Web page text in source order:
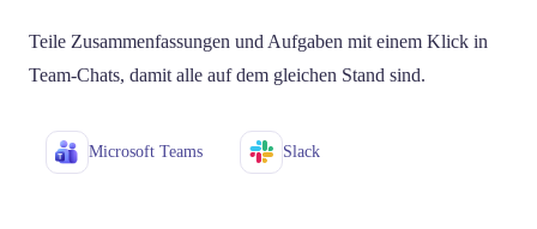
Teile Zusammenfassungen und Aufgaben mit einem Klick in
Team-Chats, damit alle auf dem gleichen Stand sind.
Microsoft Teams Slack